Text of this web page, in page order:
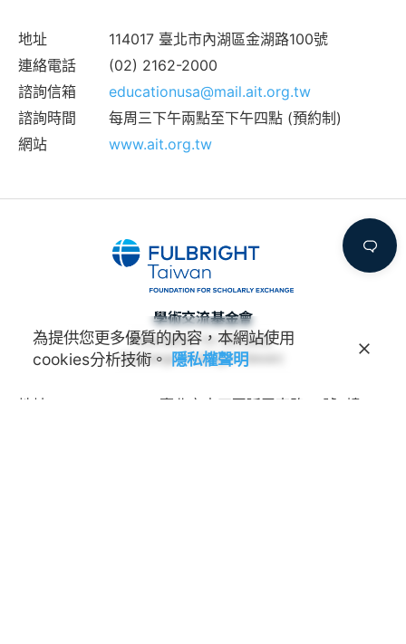
地址
114017 臺北市內湖區金湖路100號
連絡電話
(02) 2162-2000
諮詢信箱
educationusa@mail.ait.org.tw
諮詢時間
每周三下午兩點至下午四點 (預約制)
網站
www.ait.org.tw
學術交流基金會
Foundation for Scholarly
Exchange (Fulbright Taiwan)
地址
100011 臺北市中正區延平南路45號3樓
為提供您更多優質的內容，本網站使用
cookies分析技術。 隱私權聲明